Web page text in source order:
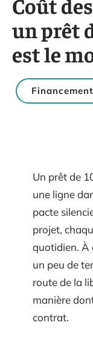
un prêt
est le
Financement
Un prêt de
une ligne
pacte
projet,
quotidien. À
un peu de
route de la
manière
contrat.